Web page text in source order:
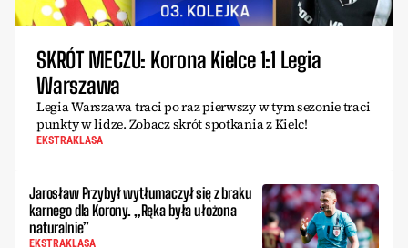
SKRÓT MECZU: Korona Kielce 1:1 Legia
Warszawa
Legia Warszawa traci po raz pierwszy w tym sezonie traci
punkty w lidze. Zobacz skrót spotkania z Kielc!
EKSTRAKLASA
Jarosław Przybył wytłumaczył się z braku
karnego dla Korony. „Ręka była ułożona
naturalnie”
EKSTRAKLASA